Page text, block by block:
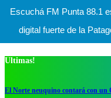
Escuchá FM Punta 88.1
digital fuerte de la
Ultimas!
El Norte neuquino contará con